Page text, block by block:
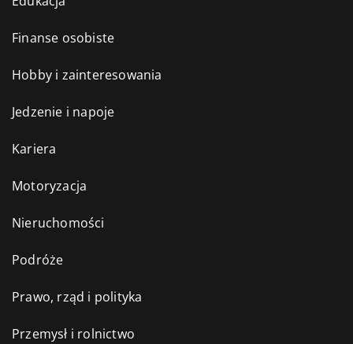
Finanse osobiste
Hobby i zainteresowania
Jedzenie i napoje
Kariera
Motoryzacja
Nieruchomości
Podróże
Prawo, rząd i polityka
Przemysł i rolnictwo